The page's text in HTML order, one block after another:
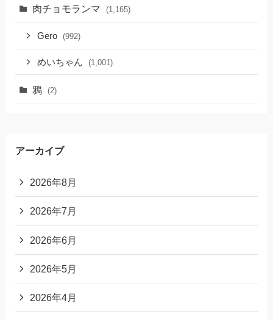
肉チョモランマ (1,165)
Gero (992)
めいちゃん (1,001)
鴉 (2)
アーカイブ
2026年8月
2026年7月
2026年6月
2026年5月
2026年4月